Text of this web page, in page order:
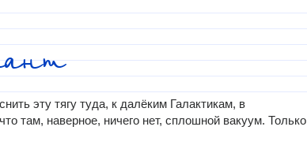
эту тягу туда, к далёким Галактикам, в
там, наверное, ничего нет, сплошной вакуум. Только